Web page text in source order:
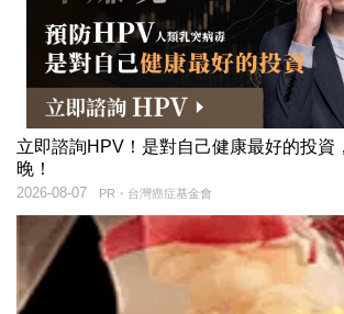
立即諮詢HPV！是對自己健康最好的投資
晚！
PR・台灣癌症基金會
2026-08-07